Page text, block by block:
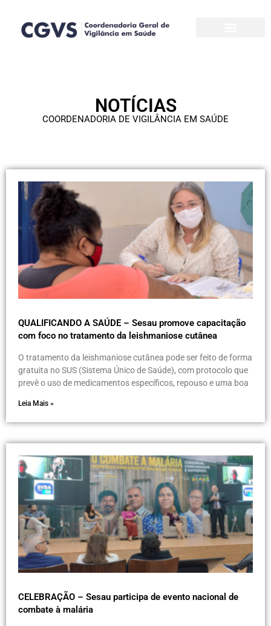
Pular
NOTÍCIAS
COORDENADORIA DE VIGILÂNCIA EM SAÚDE
QUALIFICANDO A SAÚDE – Sesau promove capacitação
com foco no tratamento da leishmaniose cutânea
O tratamento da leishmaniose cutânea pode ser feito de forma
gratuita no SUS (Sistema Único de Saúde), com protocolo que
prevê o uso de medicamentos específicos, repouso e uma boa
Leia Mais »
CELEBRAÇÃO – Sesau participa de evento nacional de
combate à malária